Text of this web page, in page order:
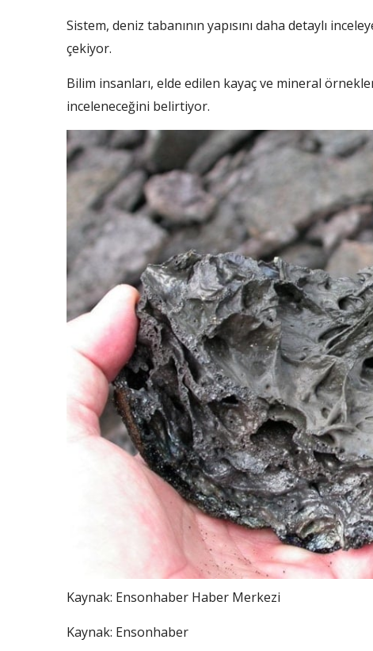
Sistem, deniz tabanının yapısını daha detaylı
çekiyor.
Bilim insanları, elde edilen kayaç ve mineral
inceleneceğini belirtiyor.
Kaynak: Ensonhaber Haber Merkezi
Kaynak: Ensonhaber